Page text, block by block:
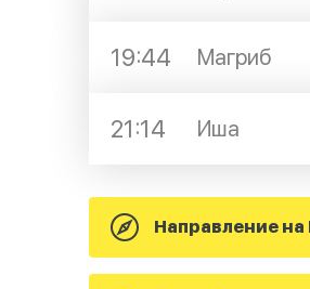
19:44 Магриб
21:14 Иша
Направление на